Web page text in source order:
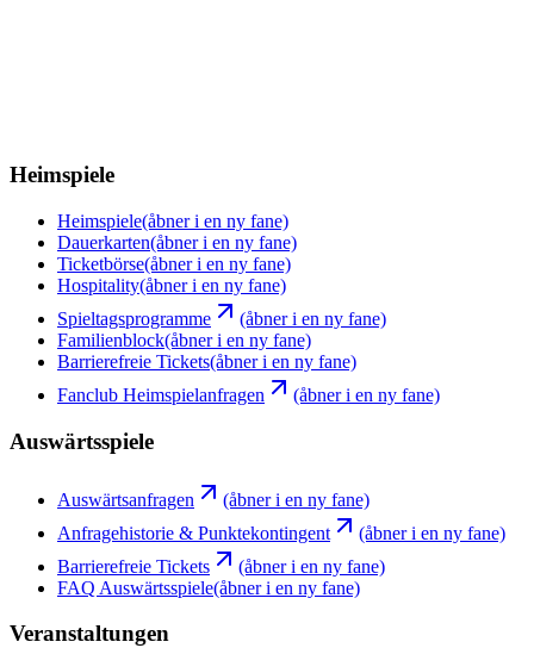
Heimspiele
Heimspiele(åbner i en ny fane)
Dauerkarten(åbner i en ny fane)
Ticketbörse(åbner i en ny fane)
Hospitality(åbner i en ny fane)
Spieltagsprogramme
(åbner i en ny fane)
Familienblock(åbner i en ny fane)
Barrierefreie Tickets(åbner i en ny fane)
Fanclub Heimspielanfragen
(åbner i en ny fane)
Auswärtsspiele
Auswärtsanfragen
(åbner i en ny fane)
Anfragehistorie & Punktekontingent
(åbner i en ny fane)
Barrierefreie Tickets
(åbner i en ny fane)
FAQ Auswärtsspiele(åbner i en ny fane)
Veranstaltungen